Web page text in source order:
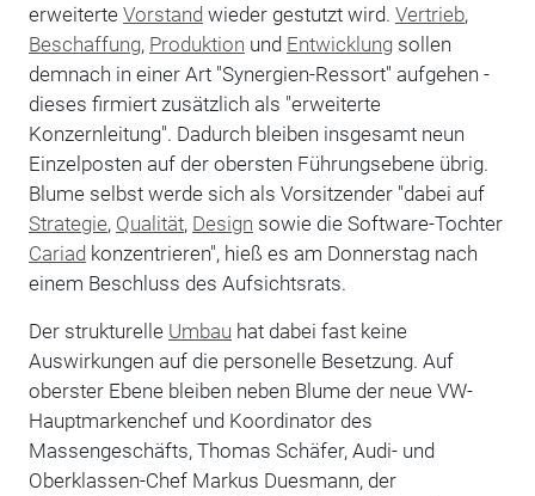
erweiterte Vorstand wieder gestutzt wird. Vertrieb,
Beschaffung, Produktion und Entwicklungsollen
demnach in einer Art "Synergien-Ressort" aufgehen -
dieses firmiert zusätzlich als "erweiterte
Konzernleitung". Dadurch bleiben insgesamt neun
Einzelposten auf der obersten Führungsebene übrig.
Blume selbst werde sich als Vorsitzender "dabei auf
Strategie, Qualität, Design sowie die Software-Tochter
Cariad konzentrieren", hieß es am Donnerstag nach
einem Beschluss des Aufsichtsrats.
Der strukturelle Umbau hat dabei fast keine
Auswirkungen auf die personelle Besetzung. Auf
oberster Ebene bleiben neben Blume der neue VW-
Hauptmarkenchef und Koordinator des
Massengeschäfts, Thomas Schäfer, Audi- und
Oberklassen-Chef Markus Duesmann, der